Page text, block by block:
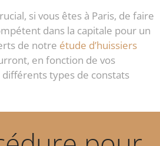
si vous êtes à Paris, de faire
dans la capitale pour un
de notre étude d’huissiers
en fonction de vos
types de constats